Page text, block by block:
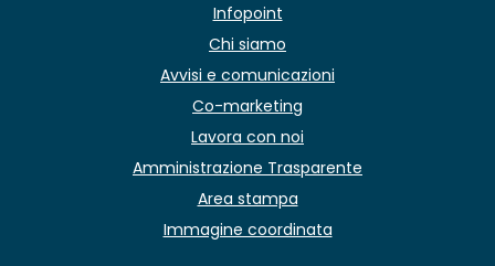
Infopoint
Chi siamo
Avvisi e comunicazioni
Co-marketing
Lavora con noi
Amministrazione Trasparente
Area stampa
Immagine coordinata